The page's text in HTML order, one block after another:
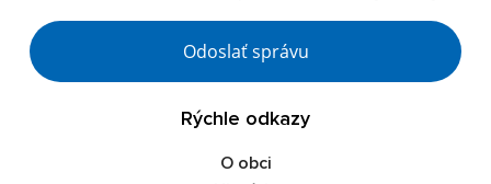
Google reCaptcha Response
Odoslať správu
Rýchle odkazy
O obci